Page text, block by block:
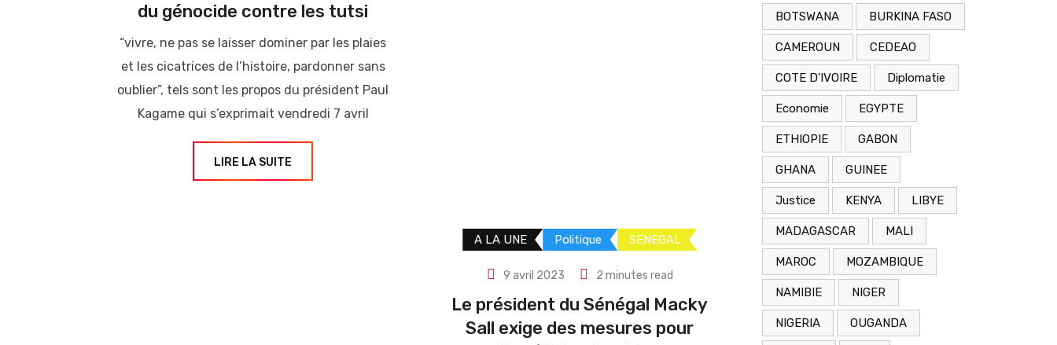
du génocide contre les tutsi
“vivre, ne pas se laisser dominer par les plaies
et les cicatrices de l’histoire, pardonner sans
oublier”, tels sont les propos du président Paul
Kagame qui s’exprimait vendredi 7 avril
LIRE LA SUITE
A LA UNE Politique SENEGAL
9 avril 2023 2 minutes read
Le président du Sénégal Macky
Sall exige des mesures pour
BOTSWANA BURKINA FASO
CAMEROUN CEDEAO
COTE D'IVOIRE Diplomatie
Economie EGYPTE
ETHIOPIE GABON
GHANA GUINEE
Justice KENYA LIBYE
MADAGASCAR MALI
MAROC MOZAMBIQUE
NAMIBIE NIGER
NIGERIA OUGANDA